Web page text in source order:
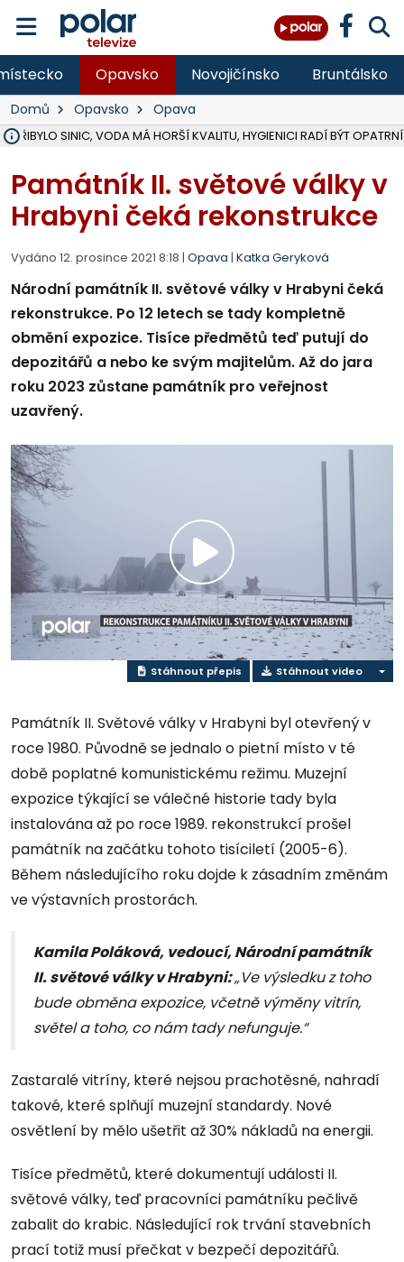
Opavsko Novojičínsko Bruntálsko
Domů Opavsko Opava
PŘIBYLO SINIC, VODA MÁ HORŠÍ KVALITU, HYGIENICI RADÍ BÝT OPATRNÍ
Památník II. světové války v
Hrabyni čeká rekonstrukce
Vydáno 12. prosince 2021 8:18 | Opava | Katka Geryková
Národní památník II. světové války v Hrabyni čeká
rekonstrukce. Po 12 letech se tady kompletně
obmění expozice. Tisíce předmětů teď putují do
depozitářů a nebo ke svým majitelům. Až do jara
roku 2023 zůstane památník pro veřejnost
uzavřený.
Přehrát
video
Stáhnout přepis Stáhnout video
Památník II. Světové války v Hrabyni byl otevřený v
roce 1980. Původně se jednalo o pietní místo v té
době poplatné komunistickému režimu. Muzejní
expozice týkající se válečné historie tady byla
instalována až po roce 1989. rekonstrukcí prošel
památník na začátku tohoto tisíciletí (2005-6).
Během následujícího roku dojde k zásadním změnám
ve výstavních prostorách.
Kamila Poláková, vedoucí, Národní památník
II. světové války v Hrabyni:„Ve výsledku z toho
bude obměna expozice, včetně výměny vitrín,
světel a toho, co nám tady nefunguje.“
Zastaralé vitríny, které nejsou prachotěsné, nahradí
takové, které splňují muzejní standardy. Nové
osvětlení by mělo ušetřit až 30% nákladů na energii.
Tisíce předmětů, které dokumentují události II.
světové války, teď pracovníci památníku pečlivě
zabalit do krabic. Následující rok trvání stavebních
prací totiž musí přečkat v bezpečí depozitářů.